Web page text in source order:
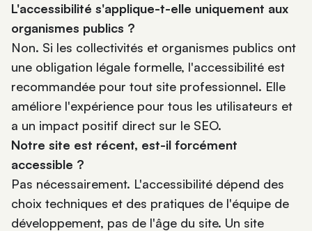
L'accessibilité s'applique-t-elle uniquement aux
organismes publics ?
Non. Si les collectivités et organismes publics ont
une obligation légale formelle, l'accessibilité est
recommandée pour tout site professionnel. Elle
améliore l'expérience pour tous les utilisateurs et
a un impact positif direct sur le SEO.
Notre site est récent, est-il forcément
accessible ?
Pas nécessairement. L'accessibilité dépend des
choix techniques et des pratiques de l'équipe de
développement, pas de l'âge du site. Un site